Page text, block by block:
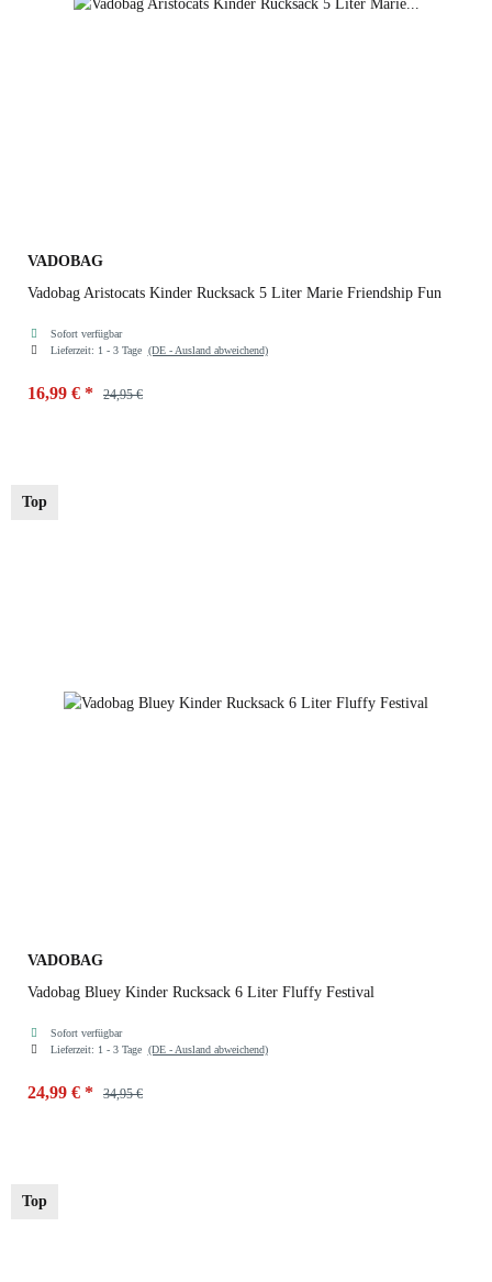
VADOBAG
Vadobag Aristocats Kinder Rucksack 5 Liter Marie Friendship Fun
Sofort verfügbar
Lieferzeit: 1 - 3 Tage (DE - Ausland abweichend)
16,99 € * 24,95 €
Top
VADOBAG
Vadobag Bluey Kinder Rucksack 6 Liter Fluffy Festival
Sofort verfügbar
Lieferzeit: 1 - 3 Tage (DE - Ausland abweichend)
24,99 € * 34,95 €
Top